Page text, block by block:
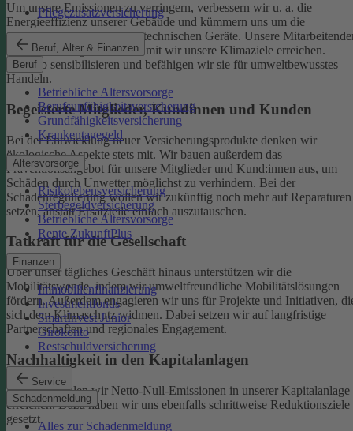
Pflegezusatzversicherung
Beruf, Alter & Finanzen
Beruf
Betriebliche Altersvorsorge
Berufsunfähigkeitsversicherung
Grundfähigkeitsversicherung
Krankentagegeld
Altersvorsorge
Risikolebensversicherung
Sterbegeldversicherung
Betriebliche Altersvorsorge
Rente ZukunftPlus
Finanzen
Immobilienfinanzierung
Investmentfonds
SmartInvest Junior
Girokonto
Restschuldversicherung
Service
Schadenmeldung
Alles zur Schadenmeldung
Um unsere Emissionen zu verringern, verbessern wir u. a. die
Energieeffizienz unserer Gebäude und kümmern uns um die
Kreislaufwirtschaft unserer technischen Geräte. Unsere
sind ein wichtiger Hebel, damit wir unsere Klimaziele erreichen.
Deshalb sensibilisieren und befähigen wir sie für umweltbewusstes
Handeln.
Begeisterte Mitglieder, Kundinnen und Kunden
Bei der Entwicklung neuer Versicherungsprodukte denken wir
ökologische Aspekte stets mit. Wir bauen außerdem das
Präventionsangebot für unsere Mitglieder und Kund:innen aus, um
Schäden durch Unwetter möglichst zu verhindern. Bei der
Schadenregulierung wollen wir zukünftig noch mehr auf Reparaturen
setzen, anstatt Ersatzteile einfach auszutauschen.
Tatkraft für die Gesellschaft
Über unser tägliches Geschäft hinaus unterstützen wir die
Mobilitätswende, indem wir umweltfreundliche Mobilitätslösungen
fördern. Außerdem engagieren wir uns für Projekte und Initiativen,
sich dem Klimaschutz widmen. Dabei setzen wir auf langfristige
Partnerschaften und regionales Engagement.
Nachhaltigkeit in den Kapitalanlagen
Bis 2050 wollen wir Netto-Null-Emissionen in unserer Kapitalanlage
erreichen. Dazu haben wir uns ebenfalls schrittweise Reduktionsziele
gesetzt.